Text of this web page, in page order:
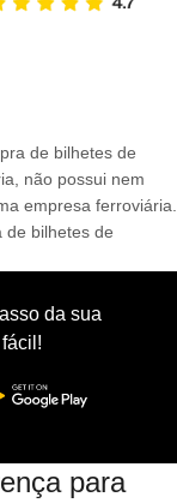
de bilhetes de
não possui nem
empresa ferroviária.
de bilhetes de
da sua
para